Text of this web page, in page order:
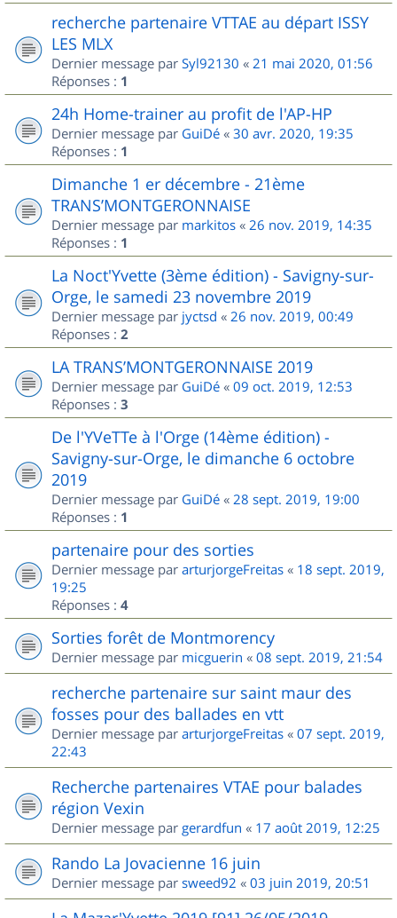
recherche partenaire VTTAE au départ ISSY
LES MLX
Dernier message par Syl92130 « 21 mai 2020, 01:56
Réponses : 1
24h Home-trainer au profit de l'AP-HP
Dernier message par GuiDé « 30 avr. 2020, 19:35
Réponses : 1
Dimanche 1 er décembre - 21ème
TRANS’MONTGERONNAISE
Dernier message par markitos « 26 nov. 2019, 14:35
Réponses : 1
La Noct'Yvette (3ème édition) - Savigny-sur-
Orge, le samedi 23 novembre 2019
Dernier message par jyctsd « 26 nov. 2019, 00:49
Réponses : 2
LA TRANS’MONTGERONNAISE 2019
Dernier message par GuiDé « 09 oct. 2019, 12:53
Réponses : 3
De l'YVeTTe à l'Orge (14ème édition) -
Savigny-sur-Orge, le dimanche 6 octobre
2019
Dernier message par GuiDé « 28 sept. 2019, 19:00
Réponses : 1
partenaire pour des sorties
Dernier message par arturjorgeFreitas « 18 sept. 2019,
19:25
Réponses : 4
Sorties forêt de Montmorency
Dernier message par micguerin « 08 sept. 2019, 21:54
recherche partenaire sur saint maur des
fosses pour des ballades en vtt
Dernier message par arturjorgeFreitas « 07 sept. 2019,
22:43
Recherche partenaires VTAE pour balades
région Vexin
Dernier message par gerardfun « 17 août 2019, 12:25
Rando La Jovacienne 16 juin
Dernier message par sweed92 « 03 juin 2019, 20:51